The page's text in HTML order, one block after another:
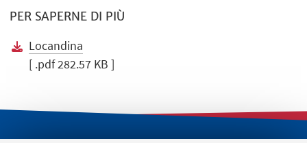
PER SAPERNE DI PIÙ
Locandina
[ .pdf 282.57 KB ]